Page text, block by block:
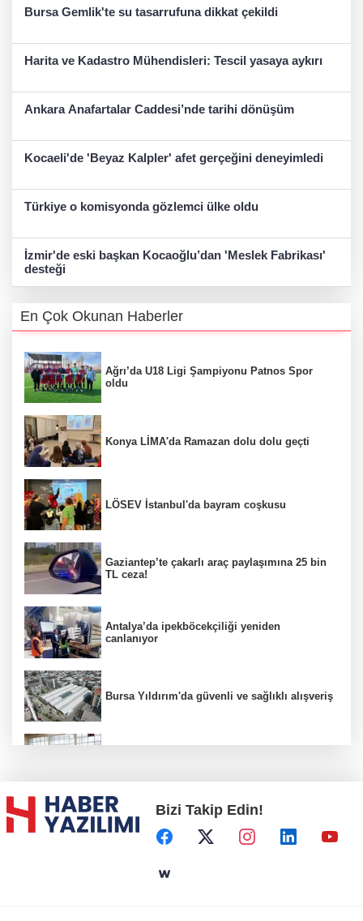
Bursa Gemlik'te su tasarrufuna dikkat çekildi
Harita ve Kadastro Mühendisleri: Tescil yasaya aykırı
Ankara Anafartalar Caddesi’nde tarihi dönüşüm
Kocaeli'de 'Beyaz Kalpler' afet gerçeğini deneyimledi
Türkiye o komisyonda gözlemci ülke oldu
İzmir'de eski başkan Kocaoğlu’dan 'Meslek Fabrikası'
desteği
En Çok Okunan Haberler
Ağrı’da U18 Ligi Şampiyonu Patnos Spor
oldu
Konya LİMA'da Ramazan dolu dolu geçti
LÖSEV İstanbul'da bayram coşkusu
Gaziantep’te çakarlı araç paylaşımına 25 bin
TL ceza!
Antalya’da ipekböcekçiliği yeniden
canlanıyor
Bursa Yıldırım'da güvenli ve sağlıklı alışveriş
Başkent'in göletlerinde temizlik ve bakım
sürüyor
Bizi Takip Edin!